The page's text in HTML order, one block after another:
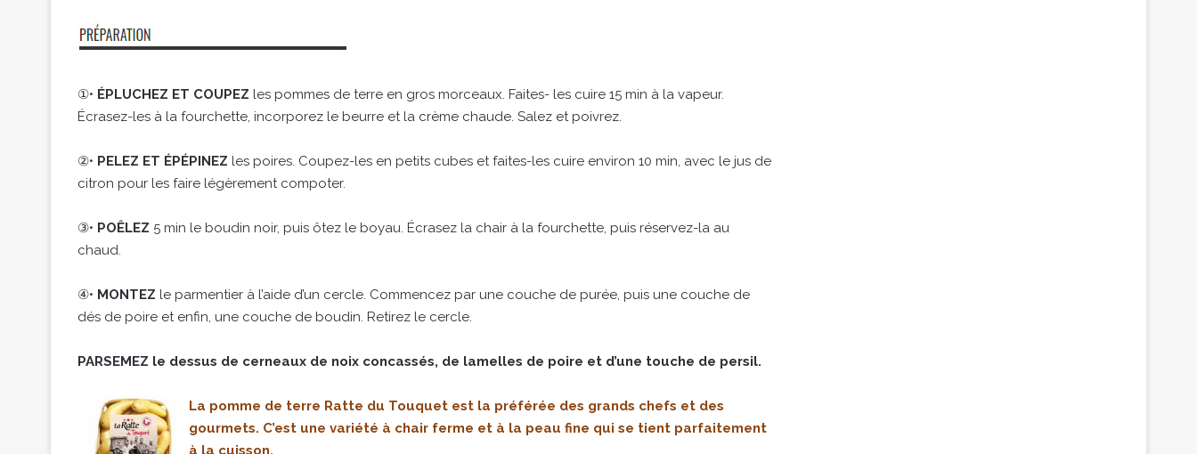
①• ÉPLUCHEZ ET COUPEZ les pommes de terre en gros morceaux. Faites- les cuire 15 min à la vapeur.
Écrasez-les à la fourchette, incorporez le beurre et la crème chaude. Salez et poivrez.
②• PELEZ ET ÉPÉPINEZ les poires. Coupez-les en petits cubes et faites-les cuire environ 10 min, avec le jus de
citron pour les faire légèrement compoter.
③• POÊLEZ 5 min le boudin noir, puis ôtez le boyau. Écrasez la chair à la fourchette, puis réservez-la au
chaud.
④• MONTEZ le parmentier à l’aide d’un cercle. Commencez par une couche de purée, puis une couche de
dés de poire et enfin, une couche de boudin. Retirez le cercle.
PARSEMEZ le dessus de cerneaux de noix concassés, de lamelles de poire et d’une touche de persil.
La pomme de terre Ratte du Touquet est la préférée des grands chefs et des
gourmets. C’est une variété à chair ferme et à la peau fine qui se tient parfaitement
à la cuisson.